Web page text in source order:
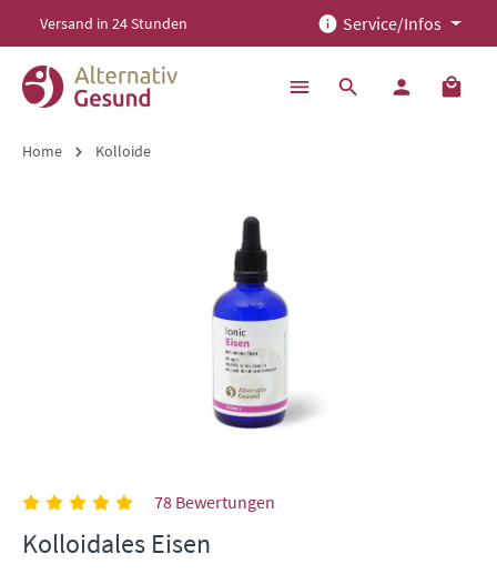
springen
Versand in 24 Stunden Service/Infos
Home Kolloide
78 Bewertungen
Kolloidales Eisen